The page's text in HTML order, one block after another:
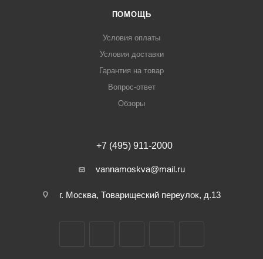
ПОМОЩЬ
Условия оплаты
Условия доставки
Гарантия на товар
Вопрос-ответ
Обзоры
+7 (495) 911-2000
vannamoskva@mail.ru
г. Москва, Товарищеский переулок, д.13